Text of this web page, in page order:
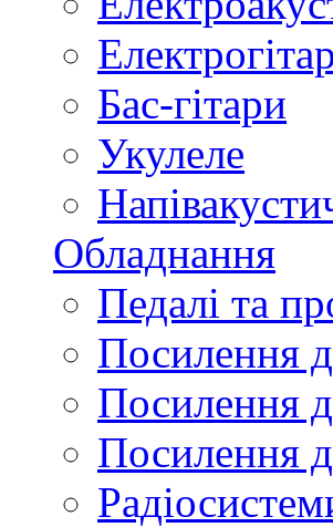
Бас-гітари
Укулеле
Обладнання
Педалі та
Посилення
Посилення
Посилення